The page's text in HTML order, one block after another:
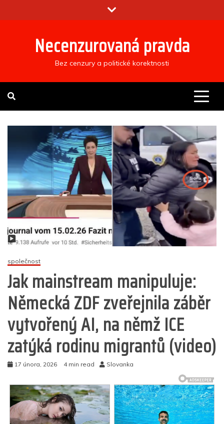
to
Necenzurovaná pravda
Bez cenzury a politické korektnosti
společnost
Jak mainstream manipuluje:
Německá ZDF zveřejnila záběr
vytvořený AI, na němž ICE
zatýká rodinu migrantů (video)
17 února, 2026 4 min read Slovanka